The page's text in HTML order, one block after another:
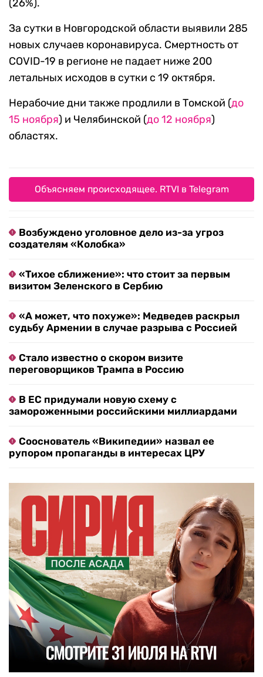
(26%).
За сутки в Новгородской области выявили 285
новых случаев коронавируса. Смертность от
COVID-19 в регионе не падает ниже 200
летальных исходов в сутки с 19 октября.
Нерабочие дни также продлили в Томской (до
15 ноября) и Челябинской (до 12 ноября)
областях.
Объясняем происходящее. RTVI в Telegram
Возбуждено уголовное дело из-за угроз
создателям «Колобка»
«Тихое сближение»: что стоит за первым
визитом Зеленского в Сербию
«А может, что похуже»: Медведев раскрыл
судьбу Армении в случае разрыва с Россией
Стало известно о скором визите
переговорщиков Трампа в Россию
В ЕС придумали новую схему с
замороженными российскими миллиардами
Сооснователь «Википедии» назвал ее
рупором пропаганды в интересах ЦРУ